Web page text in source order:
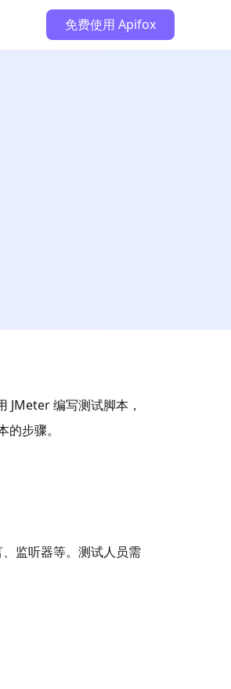
免费使用 Apifox
JMeter 编写测试脚本，
步骤。
监听器等。测试人员需